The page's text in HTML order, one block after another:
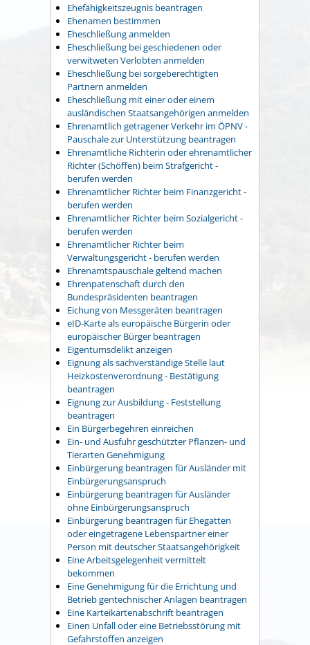
Ehefähigkeitszeugnis beantragen
Ehenamen bestimmen
Eheschließung anmelden
Eheschließung bei geschiedenen oder
verwitweten Verlobten anmelden
Eheschließung bei sorgeberechtigten
Partnern anmelden
Eheschließung mit einer oder einem
ausländischen Staatsangehörigen anmelden
Ehrenamtlich getragener Verkehr im ÖPNV -
Pauschale zur Unterstützung beantragen
Ehrenamtliche Richterin oder ehrenamtlicher
Richter (Schöffen) beim Strafgericht -
berufen werden
Ehrenamtlicher Richter beim Finanzgericht -
berufen werden
Ehrenamtlicher Richter beim Sozialgericht -
berufen werden
Ehrenamtlicher Richter beim
Verwaltungsgericht - berufen werden
Ehrenamtspauschale geltend machen
Ehrenpatenschaft durch den
Bundespräsidenten beantragen
Eichung von Messgeräten beantragen
eID-Karte als europäische Bürgerin oder
europäischer Bürger beantragen
Eigentumsdelikt anzeigen
Eignung als sachverständige Stelle laut
Heizkostenverordnung - Bestätigung
beantragen
Eignung zur Ausbildung - Feststellung
beantragen
Ein Bürgerbegehren einreichen
Ein- und Ausfuhr geschützter Pflanzen- und
Tierarten Genehmigung
Einbürgerung beantragen für Ausländer mit
Einbürgerungsanspruch
Einbürgerung beantragen für Ausländer
ohne Einbürgerungsanspruch
Einbürgerung beantragen für Ehegatten
oder eingetragene Lebenspartner einer
Person mit deutscher Staatsangehörigkeit
Eine Arbeitsgelegenheit vermittelt
bekommen
Eine Genehmigung für die Errichtung und
Betrieb gentechnischer Anlagen beantragen
Eine Karteikartenabschrift beantragen
Einen Unfall oder eine Betriebsstörung mit
Gefahrstoffen anzeigen